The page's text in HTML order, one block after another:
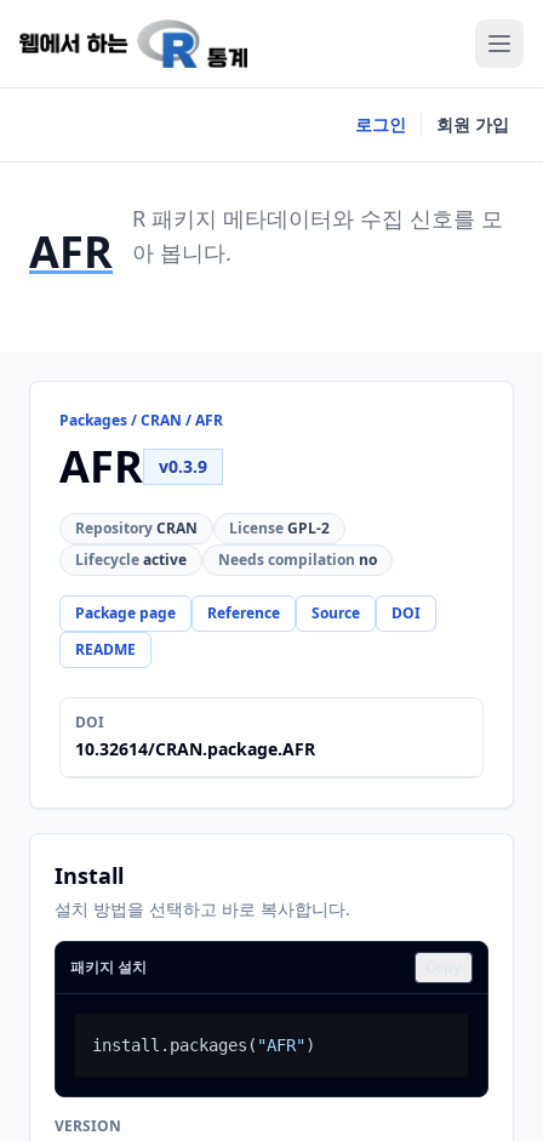
로그인 회원 가입
AFR
R 패키지 메타데이터와 수집 신호를 모
아 봅니다.
Packages / CRAN / AFR
AFR v0.3.9
RepositoryCRAN LicenseGPL-2
Lifecycleactive Needs compilation no
Package page Reference Source
DOI
README
DOI
10.32614/CRAN.package.AFR
Install
설치 방법을 선택하고 바로 복사합니다.
패키지 설치
install.packages ( "AFR")
VERSION